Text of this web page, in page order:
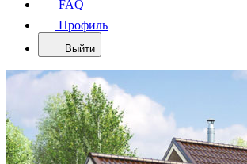
FAQ
Профиль
Выйти